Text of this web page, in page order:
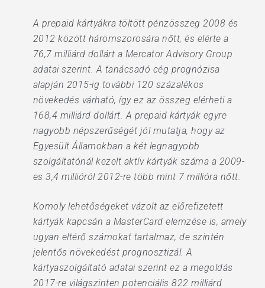
A prepaid kártyákra töltött pénzösszeg 2008 és
2012 között háromszorosára nőtt, és elérte a
76,7 milliárd dollárt a Mercator Advisory Group
adatai szerint. A tanácsadó cég prognózisa
alapján 2015-ig további 120 százalékos
növekedés várható, így ez az összeg elérheti a
168,4 milliárd dollárt. A prepaid kártyák egyre
nagyobb népszerűségét jól mutatja, hogy az
Egyesült Államokban a két legnagyobb
szolgáltatónál kezelt aktív kártyák száma a 2009-
es 3,4 millióról 2012-re több mint 7 millióra nőtt.
Komoly lehetőségeket vázolt az előrefizetett
kártyák kapcsán a MasterCard elemzése is, amely
ugyan eltérő számokat tartalmaz, de szintén
jelentős növekedést prognosztizál. A
kártyaszolgáltató adatai szerint ez a megoldás
2017-re világszinten potenciális 822 milliárd